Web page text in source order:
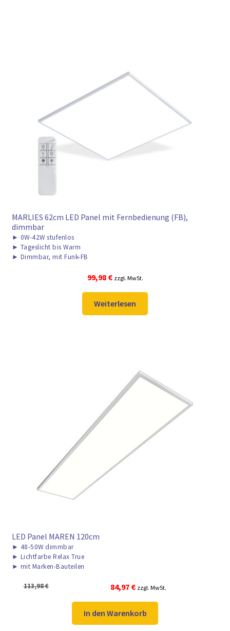
MARLIES 62cm LED Panel mit Fernbedienung (FB),
dimmbar
► 0W-42W stufenlos
► Tageslicht bis Warm
► Dimmbar, mit Funk-FB
99,98 € zzgl. MwSt.
Weiterlesen
LED Panel MAREN 120cm
► 48-50W dimmbar
► Lichtfarbe Relax True
► mit Marken-Bauteilen
113,98€
Ursprünglicher
Preis
war:
113,98 €
84,97 €Aktueller
Preis
ist:
84,97 €.
zzgl. MwSt.
In den Warenkorb